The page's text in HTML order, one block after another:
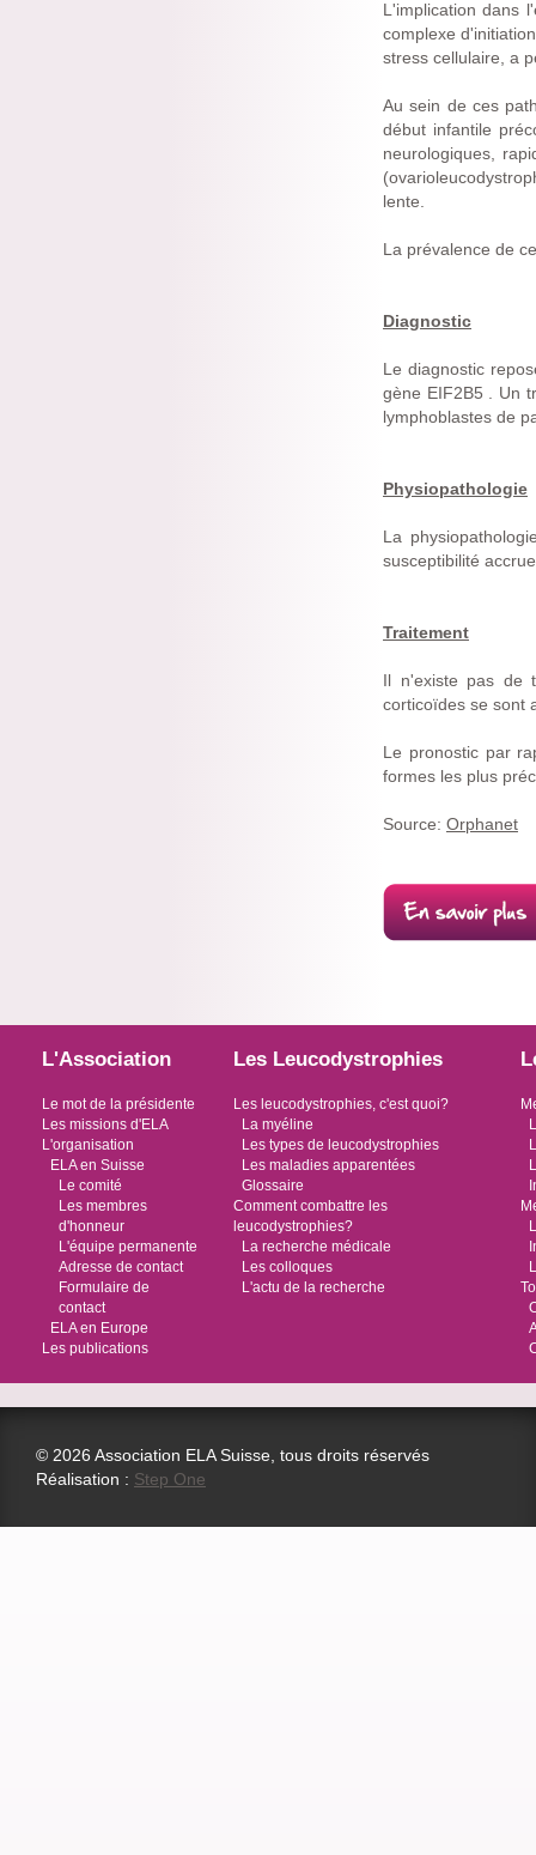
L'implication dans
complexe
stress cellulaire, a
Au sein de ces
début infantile
neurologiques,
lente.
La prévalence de
Diagnostic
Le diagnostic
gène EIF2B5 . Un
lymphoblastes de
Physiopathologie
La
susceptibilité
Traitement
Il n'existe pas de
corticoïdes se sont
Le pronostic par
formes les plus
Source: Orphanet
L'Association
Le mot de la présidente
Les missions d'ELA
L'organisation
ELA en Suisse
Le comité
Les membres
d'honneur
L'équipe permanente
Adresse de contact
Formulaire de
contact
ELA en Europe
Les publications
Les Leucodystrophies
Les leucodystrophies, c'est quoi?
La myéline
Les types de leucodystrophies
Les maladies apparentées
Glossaire
Comment combattre les
leucodystrophies?
La recherche médicale
Les colloques
L'actu de la recherche
© 2026 Association ELA Suisse, tous droits réservés
Réalisation : Step One